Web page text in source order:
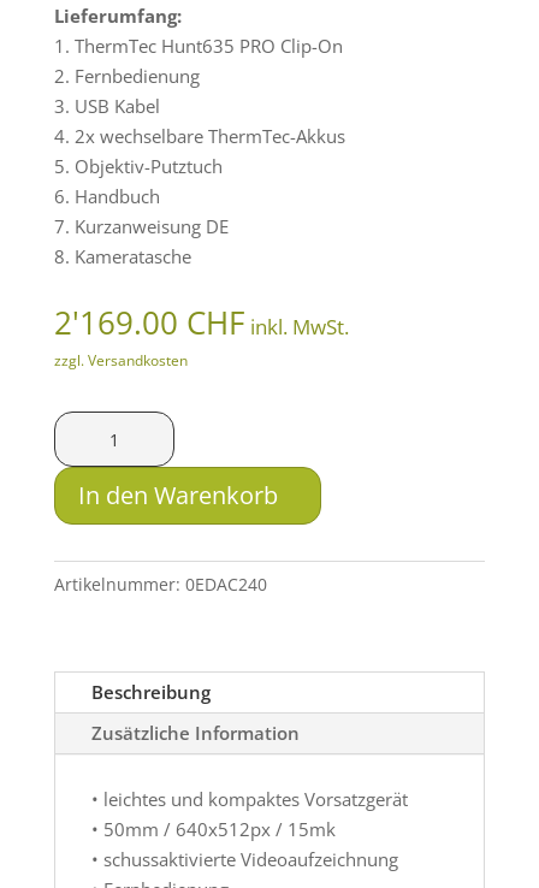
Lieferumfang:
1. ThermTec Hunt635 PRO Clip-On
2. Fernbedienung
3. USB Kabel
4. 2x wechselbare ThermTec-Akkus
5. Objektiv-Putztuch
6. Handbuch
7. Kurzanweisung DE
8. Kameratasche
2'169.00 CHF inkl. MwSt.
zzgl. Versandkosten
ThermTec
Wärmebild-
Vorsatzgerät
Hunt
PRO
In den Warenkorb
Artikelnummer: 0EDAC240
Beschreibung
Zusätzliche Information
• leichtes und kompaktes Vorsatzgerät
• 50mm / 640x512px / 15mk
• schussaktivierte Videoaufzeichnung